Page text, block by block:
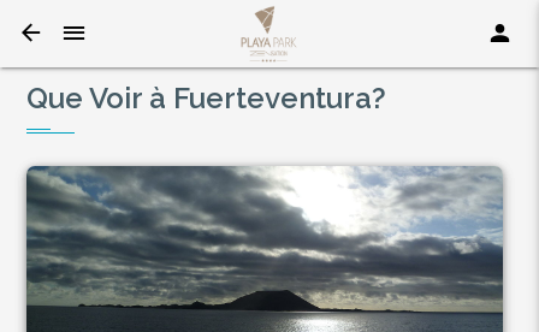
Que Voir à Fuerteventura?